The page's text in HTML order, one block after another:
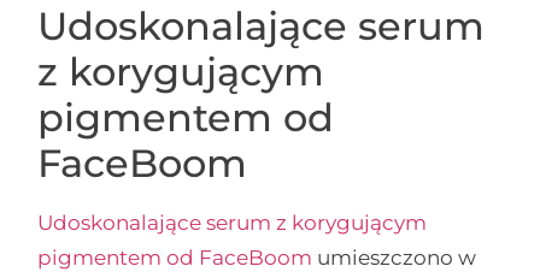
Udoskonalające serum
z korygującym
pigmentem od
FaceBoom
Udoskonalające serum z korygującym
pigmentem od FaceBoom umieszczono w